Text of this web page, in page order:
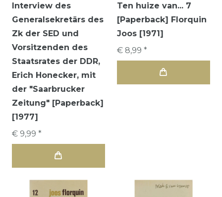
Interview des
Generalsekretärs des
Zk der SED und
Vorsitzenden des
Staatsrates der DDR,
Erich Honecker, mit
der "Saarbrucker
Zeitung" [Paperback]
[1977]
€ 9,99 *
Ten huize van... 7
[Paperback] Florquin
Joos [1971]
€ 8,99 *